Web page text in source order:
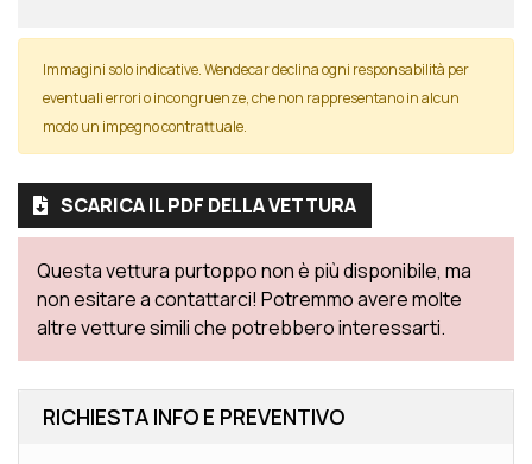
Immagini solo indicative. Wendecar declina ogni responsabilità per
eventuali errori o incongruenze, che non rappresentano in alcun
modo un impegno contrattuale.
SCARICA IL PDF DELLA VETTURA
Questa vettura purtoppo non è più disponibile, ma
non esitare a contattarci! Potremmo avere molte
altre vetture simili che potrebbero interessarti.
RICHIESTA INFO E PREVENTIVO